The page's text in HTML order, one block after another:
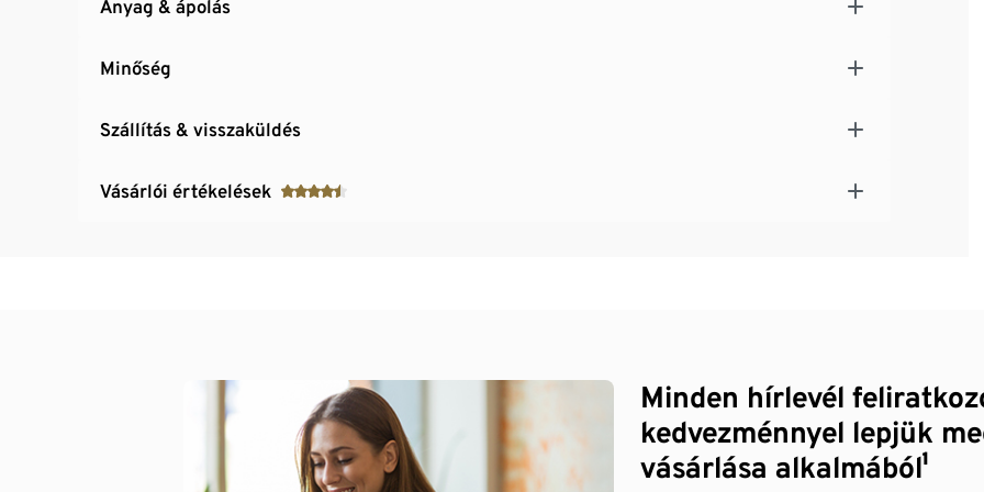
Anyag & ápolás
Minőség
Szállítás & visszaküldés
Vásárlói értékelések
Minden hírlevél
kedvezménnyel lepjük
vásárlása alkalmából¹